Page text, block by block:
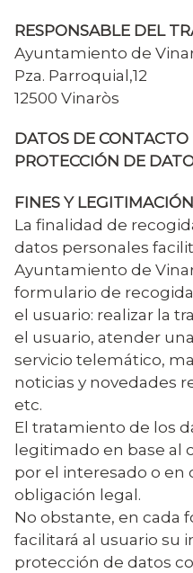
RESPONSABLE DEL
Ayuntamiento de
Pza. Parroquial,12
12500 Vinaròs
DATOS DE
PROTECCIÓN DE
FINES Y
La finalidad de
datos personales
Ayuntamiento de
formulario de
el usuario: realizar la
el usuario, atender
servicio telemático,
noticias y novedades
etc.
El tratamiento de los
legitimado en base al
por el interesado o
obligación legal.
No obstante, en cada
facilitará al usuario su
protección de datos